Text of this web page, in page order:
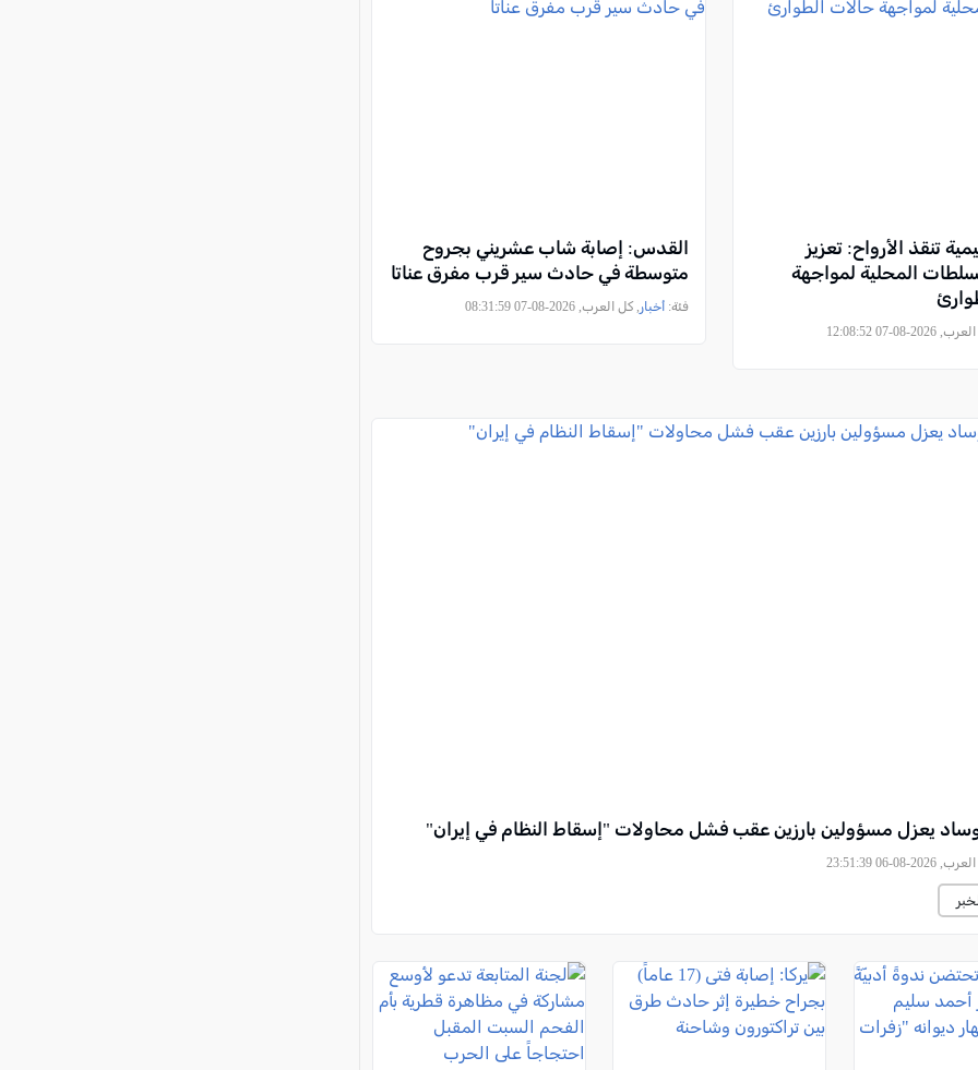
تنقذ الأرواح: تعزيز
المحلية لمواجهة
08-07 12:08:52
القدس: إصابة شاب عشريني بجروح
متوسطة في حادث سير قرب مفرق عناتا
فئة: أخبار , كل العرب, 2026-08-07 08:31:59
يعزل مسؤولين بارزين عقب فشل محاولات "إسقاط النظام في إيران"
08-06 23:51:39